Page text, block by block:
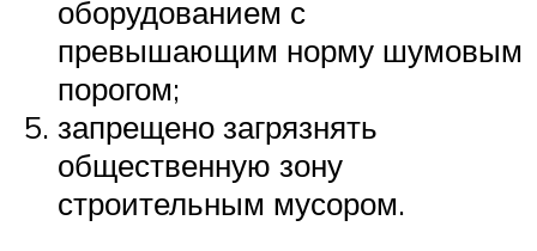
оборудованием с
превышающим норму шумовым
порогом;
запрещено загрязнять
общественную зону
строительным мусором.